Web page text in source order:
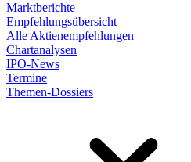
Marktberichte
Empfehlungsübersicht
Alle Aktienempfehlungen
Chartanalysen
IPO-News
Termine
Themen-Dossiers